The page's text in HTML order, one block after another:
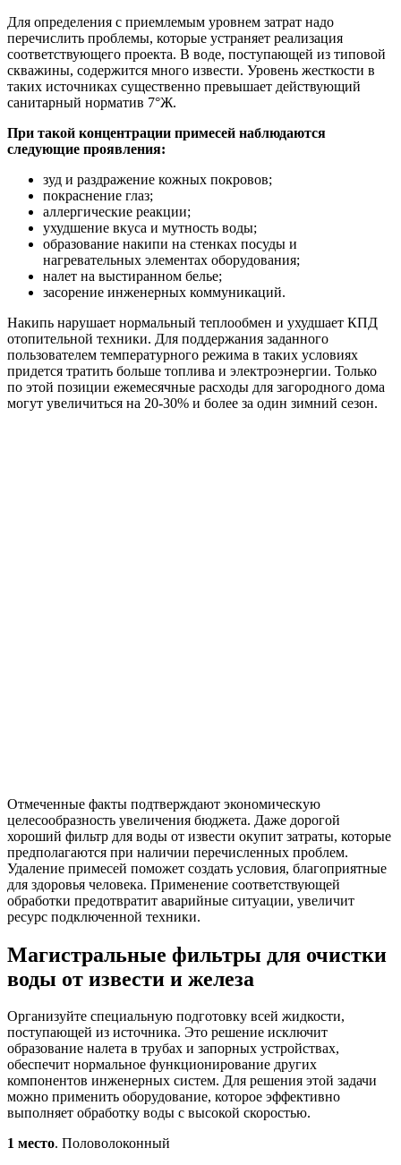
Для определения с приемлемым уровнем затрат надо
перечислить проблемы, которые устраняет реализация
соответствующего проекта. В воде, поступающей из типовой
скважины, содержится много извести. Уровень жесткости в
таких источниках существенно превышает действующий
санитарный норматив 7°Ж.
При такой концентрации примесей наблюдаются
следующие проявления:
зуд и раздражение кожных покровов;
покраснение глаз;
аллергические реакции;
ухудшение вкуса и мутность воды;
образование накипи на стенках посуды и
нагревательных элементах оборудования;
налет на выстиранном белье;
засорение инженерных коммуникаций.
Накипь нарушает нормальный теплообмен и ухудшает КПД
отопительной техники. Для поддержания заданного
пользователем температурного режима в таких условиях
придется тратить больше топлива и электроэнергии. Только
по этой позиции ежемесячные расходы для загородного дома
могут увеличиться на 20-30% и более за один зимний сезон.
Отмеченные факты подтверждают экономическую
целесообразность увеличения бюджета. Даже дорогой
хороший фильтр для воды от извести окупит затраты, которые
предполагаются при наличии перечисленных проблем.
Удаление примесей поможет создать условия, благоприятные
для здоровья человека. Применение соответствующей
обработки предотвратит аварийные ситуации, увеличит
ресурс подключенной техники.
Магистральные фильтры для очистки
воды от извести и железа
Организуйте специальную подготовку всей жидкости,
поступающей из источника. Это решение исключит
образование налета в трубах и запорных устройствах,
обеспечит нормальное функционирование других
компонентов инженерных систем. Для решения этой задачи
можно применить оборудование, которое эффективно
выполняет обработку воды с высокой скоростью.
1 место. Половолоконный